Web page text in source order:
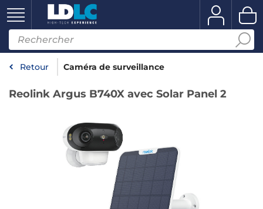
Retour Caméra de surveillance
Reolink Argus B740X avec Solar Panel 2